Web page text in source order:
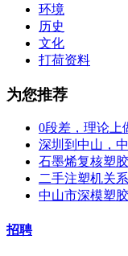
环境
历史
文化
打荷资料
为您推荐
0段差，理论上
深圳到中山，
石墨烯复核塑
二手注塑机关
中山市深模塑
招聘